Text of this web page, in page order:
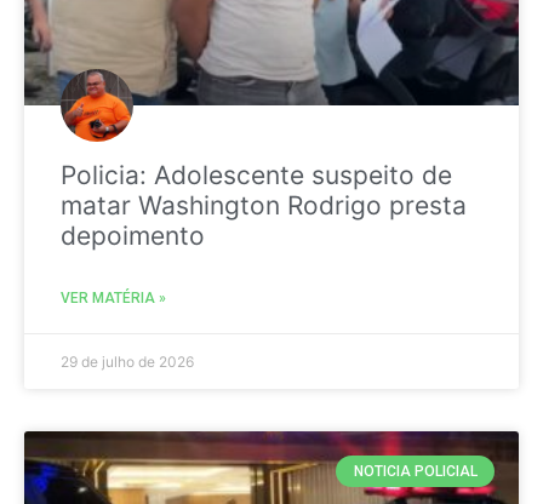
Policia: Adolescente suspeito de
matar Washington Rodrigo presta
depoimento
VER MATÉRIA »
29 de julho de 2026
NOTICIA POLICIAL